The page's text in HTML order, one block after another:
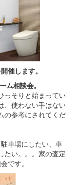
催します。
ム相談会。
っそりと始まってい
、使わない手はない
の参考にされてくだ
車場にしたい、車
たい。。。家の査定
です。